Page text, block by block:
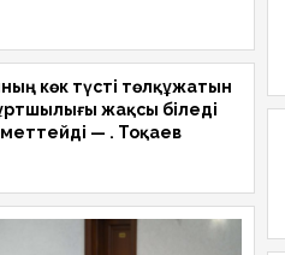
көк түсті төлқұжатын
жақсы біледі
— Қ. Тоқаев